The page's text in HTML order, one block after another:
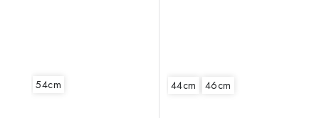
54cm 44cm 46cm